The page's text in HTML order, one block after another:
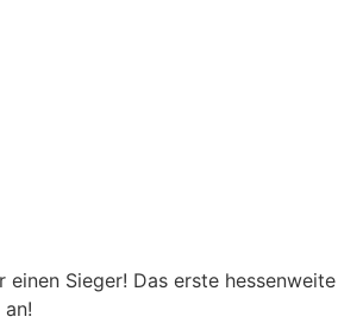
Sieger! Das erste